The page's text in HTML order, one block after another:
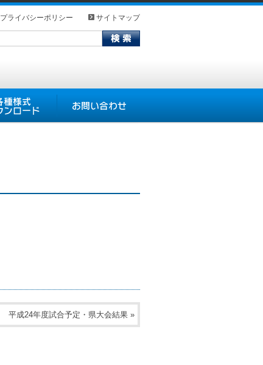
プライバシーポリシー サイトマップ
平成24年度試合予定・県大会結果 »